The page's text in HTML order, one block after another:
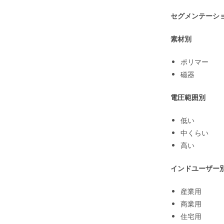
セグメンテーシ
素材別
ポリマー
磁器
電圧範囲別
低い
中くらい
高い
インドユーザー
産業用
商業用
住宅用